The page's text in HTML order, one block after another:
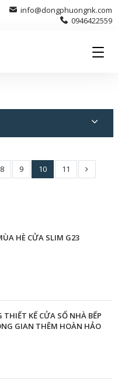
info@dongphuongnk.com
0946422559
8 9 10 11
HÈ CỬA SLIM G23
THIẾT KẾ CỬA SỔ NHÀ BẾP
GIAN THÊM HOÀN HẢO